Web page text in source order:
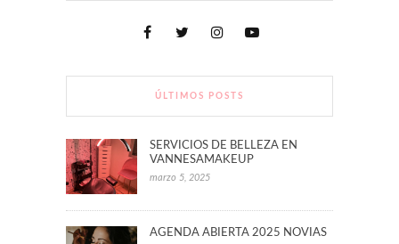
ÚLTIMOS POSTS
SERVICIOS DE BELLEZA EN
VANNESAMAKEUP
marzo 5, 2025
AGENDA ABIERTA 2025 NOVIAS